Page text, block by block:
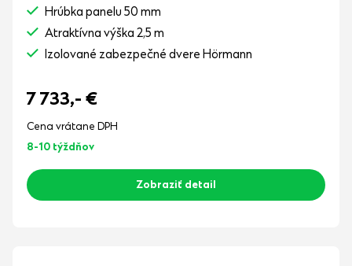
Hrúbka panelu 50 mm
Atraktívna výška 2,5 m
Izolované zabezpečné dvere Hörmann
7 733,- €
Cena vrátane DPH
8-10 týždňov
Zobraziť detail